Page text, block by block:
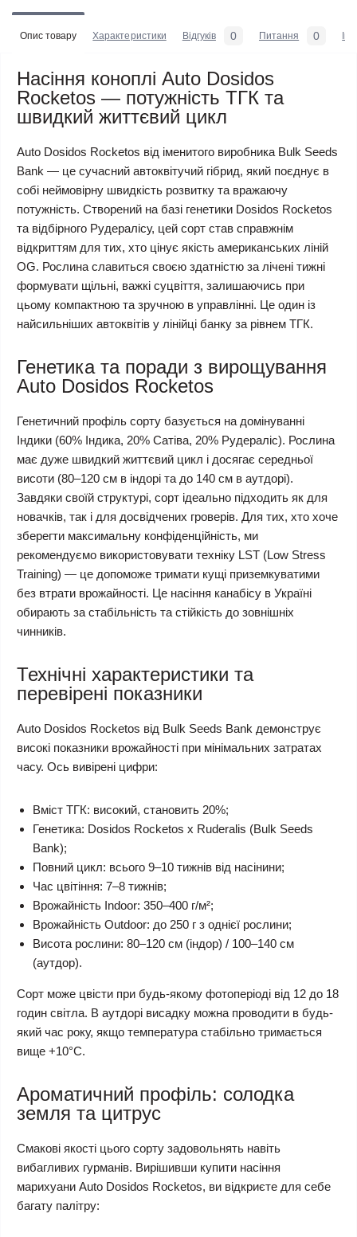
Опис товару Характеристики Відгуків 0 Питання 0
Насіння коноплі Auto Dosidos
Rocketos — потужність ТГК та
швидкий життєвий цикл
Auto Dosidos Rocketos від іменитого виробника Bulk Seeds
Bank — це сучасний автоквітучий гібрид, який поєднує в
собі неймовірну швидкість розвитку та вражаючу
потужність. Створений на базі генетики Dosidos Rocketos
та відбірного Рудералісу, цей сорт став справжнім
відкриттям для тих, хто цінує якість американських ліній
OG. Рослина славиться своєю здатністю за лічені тижні
формувати щільні, важкі суцвіття, залишаючись при
цьому компактною та зручною в управлінні. Це один із
найсильніших автоквітів у лінійці банку за рівнем ТГК.
Генетика та поради з вирощування
Auto Dosidos Rocketos
Генетичний профіль сорту базується на домінуванні
Індики (60% Індика, 20% Сатіва, 20% Рудераліс). Рослина
має дуже швидкий життєвий цикл і досягає середньої
висоти (80–120 см в індорі та до 140 см в аутдорі).
Завдяки своїй структурі, сорт ідеально підходить як для
новачків, так і для досвідчених гроверів. Для тих, хто хоче
зберегти максимальну конфіденційність, ми
рекомендуємо використовувати техніку LST (Low Stress
Training) — це допоможе тримати кущі приземкуватими
без втрати врожайності. Це насіння канабісу в Україні
обирають за стабільність та стійкість до зовнішніх
чинників.
Технічні характеристики та
перевірені показники
Auto Dosidos Rocketos від Bulk Seeds Bank демонструє
високі показники врожайності при мінімальних затратах
часу. Ось вивірені цифри:
Вміст ТГК: високий, становить 20%;
Генетика: Dosidos Rocketos x Ruderalis (Bulk Seeds
Bank);
Повний цикл: всього 9–10 тижнів від насінини;
Час цвітіння: 7–8 тижнів;
Врожайність Indoor: 350–400 г/м²;
Врожайність Outdoor: до 250 г з однієї рослини;
Висота рослини: 80–120 см (індор) / 100–140 см
(аутдор).
Сорт може цвісти при будь-якому фотоперіоді від 12 до 18
годин світла. В аутдорі висадку можна проводити в будь-
який час року, якщо температура стабільно тримається
вище +10°C.
Ароматичний профіль: солодка
земля та цитрус
Смакові якості цього сорту задовольнять навіть
вибагливих гурманів. Вирішивши купити насіння
марихуани Auto Dosidos Rocketos, ви відкриєте для себе
багату палітру: